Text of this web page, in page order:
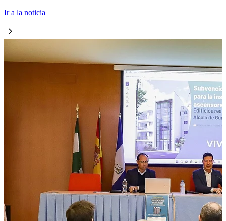
Ir a la noticia